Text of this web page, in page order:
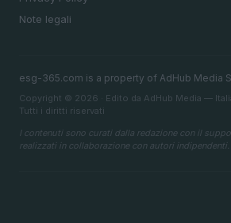
Note legali
esg-365.com is a property of AdHub Media
Copyright © 2026 · Edito da AdHub Media —
Tutti i diritti riservati
I contenuti sono curati dalla redazione con il
realizzati in collaborazione con autori indipendenti.